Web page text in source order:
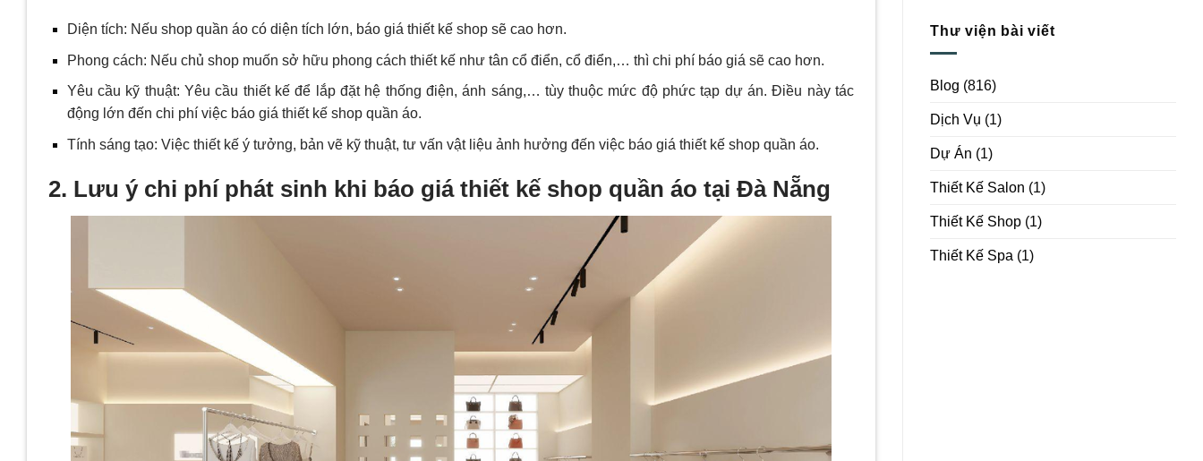
Diện tích: Nếu shop quần áo có diện tích lớn, báo giá thiết kế shop sẽ cao hơn.
Phong cách: Nếu chủ shop muốn sở hữu phong cách thiết kế như tân cổ điển, cổ điển,… thì chi phí báo giá sẽ cao hơn.
Yêu cầu kỹ thuật: Yêu cầu thiết kế để lắp đặt hệ thống điện, ánh sáng,… tùy thuộc mức độ phức tạp dự án. Điều này tác
động lớn đến chi phí việc báo giá thiết kế shop quần áo.
Tính sáng tạo: Việc thiết kế ý tưởng, bản vẽ kỹ thuật, tư vấn vật liệu ảnh hưởng đến việc báo giá thiết kế shop quần áo.
2. Lưu ý chi phí phát sinh khi báo giá thiết kế shop quần áo tại Đà Nẵng
Thư viện bài viết
Blog (816)
Dịch Vụ (1)
Dự Án (1)
Thiết Kế Salon (1)
Thiết Kế Shop (1)
Thiết Kế Spa (1)